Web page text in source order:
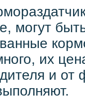
могут
их
и от